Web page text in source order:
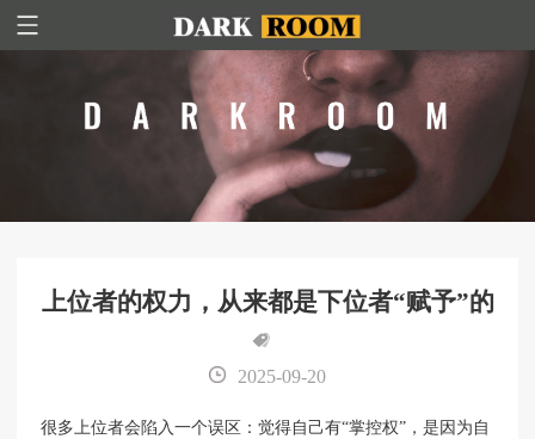
上位者的权力，从来都是下位者“赋予”的
2025-09-20
很多上位者会陷入一个误区：觉得自己有“掌控权”，是因为自